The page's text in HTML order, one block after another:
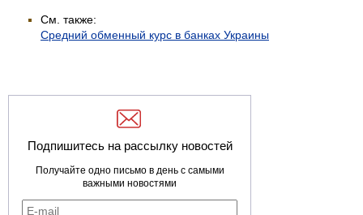
См. также:
Средний обменный курс в банках Украины
Подпишитесь на рассылку новостей
Получайте одно письмо в день с самыми
важными новостями